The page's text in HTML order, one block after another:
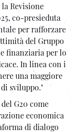
Revisione
co-presieduta
per rafforzare
del Gruppo
finanziaria per lo
In linea con i
una maggiore
sviluppo."
G20 come
economica
di dialogo